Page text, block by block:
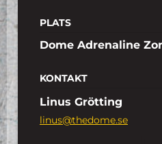
PLATS
Dome Adrenaline
KONTAKT
Linus Grötting
linus@thedome.se